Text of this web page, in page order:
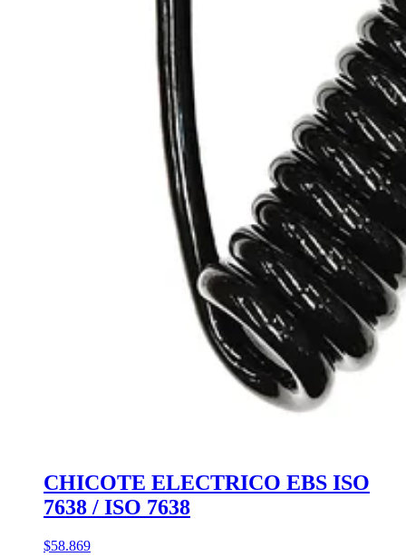
CHICOTE ELECTRICO EBS ISO
7638 / ISO 7638
$58.869